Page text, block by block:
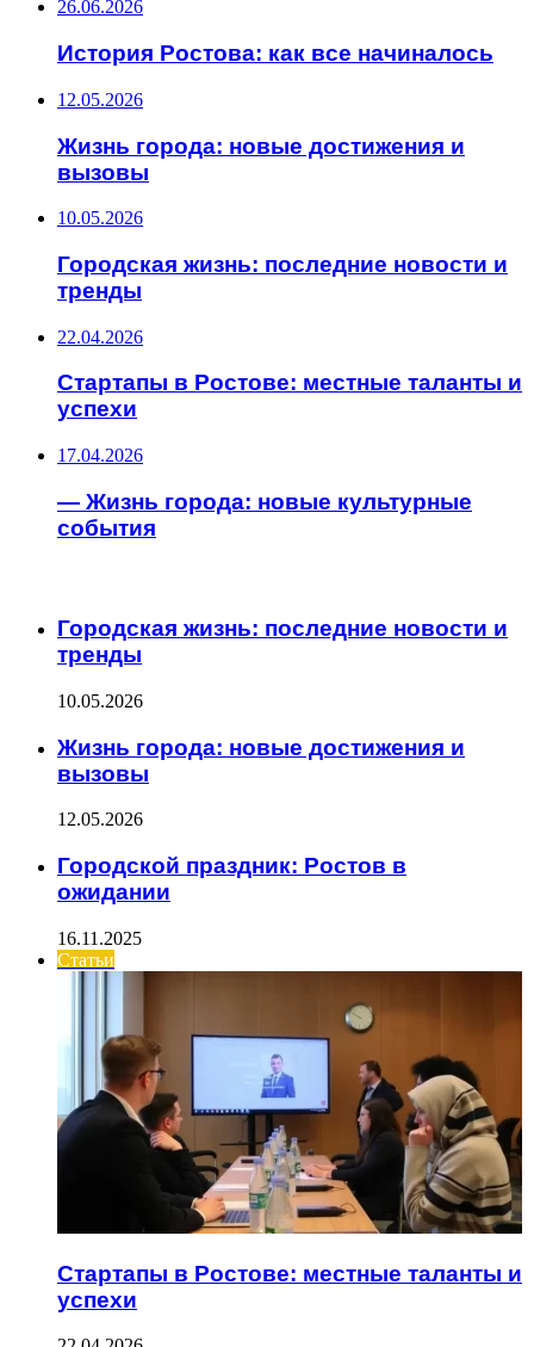
26.06.2026
История Ростова: как все начиналось
12.05.2026
Жизнь города: новые достижения и
вызовы
10.05.2026
Городская жизнь: последние новости и
тренды
22.04.2026
Стартапы в Ростове: местные таланты и
успехи
17.04.2026
— Жизнь города: новые культурные
события
Городская жизнь: последние новости и
тренды
10.05.2026
Жизнь города: новые достижения и
вызовы
12.05.2026
Городской праздник: Ростов в
ожидании
16.11.2025
Статьи
Стартапы в Ростове: местные таланты и
успехи